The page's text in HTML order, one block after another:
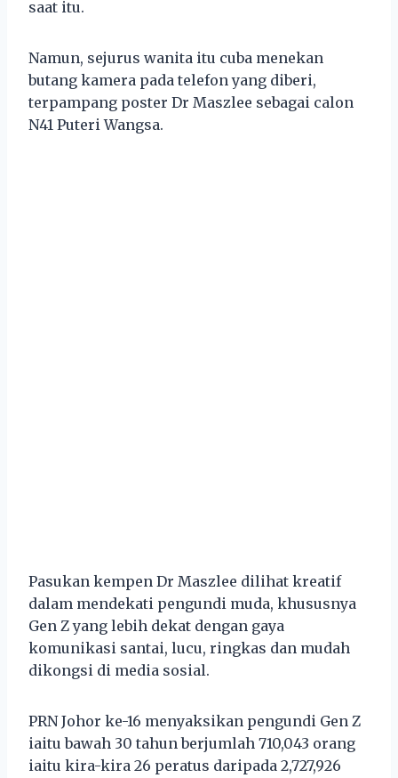
saat itu.
Namun, sejurus wanita itu cuba menekan
butang kamera pada telefon yang diberi,
terpampang poster Dr Maszlee sebagai calon
N41 Puteri Wangsa.
Pasukan kempen Dr Maszlee dilihat kreatif
dalam mendekati pengundi muda, khususnya
Gen Z yang lebih dekat dengan gaya
komunikasi santai, lucu, ringkas dan mudah
dikongsi di media sosial.
PRN Johor ke-16 menyaksikan pengundi Gen Z
iaitu bawah 30 tahun berjumlah 710,043 orang
iaitu kira-kira 26 peratus daripada 2,727,926